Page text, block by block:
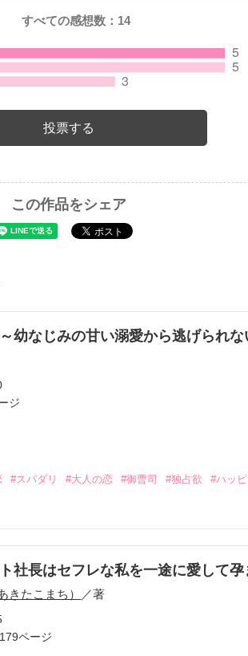
すべての感想数： 14
投票する
この作品をシェア
幼なじみの甘い溺愛から逃げられな
ジ
#スパダリ #大人の恋 #御曹司 #独占欲 #ハッ
関係は壊れてしまう。
離婚によって
になった。
社長はセフレな私を一途に愛して孕
きたこまち） ／著
179ページ